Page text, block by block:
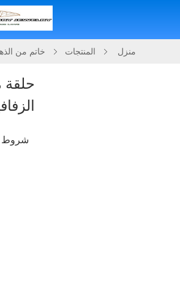
منزل المنتجات خاتم من الذهب عيار 18
شروط